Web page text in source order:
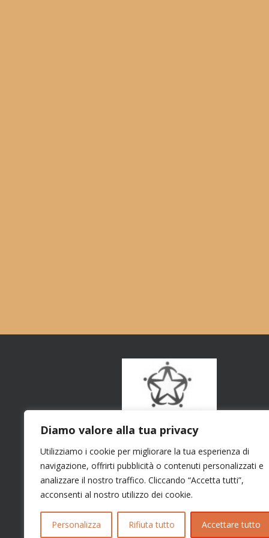
Diamo valore alla tua privacy
Utilizziamo i cookie per migliorare la tua esperienza di
navigazione, offrirti pubblicità o contenuti personalizzati e
analizzare il nostro traffico. Cliccando “Accetta tutti”,
acconsenti al nostro utilizzo dei cookie.
Personalizza Rifiuta tutto Accettare tutto